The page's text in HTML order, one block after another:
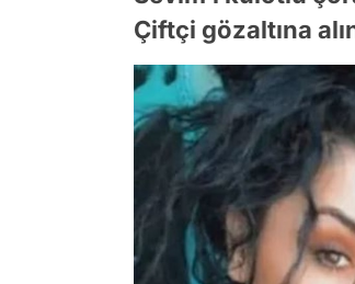
Çiftçi gözaltına